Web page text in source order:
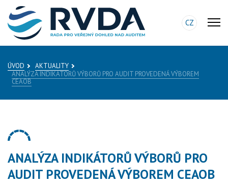
CZ
ÚVOD
AKTUALITY
ANALÝZA INDIKÁTORŮ VÝBORŮ PRO AUDIT PROVEDENÁ VÝBOREM
CEAOB
ANALÝZA INDIKÁTORŮ VÝBORŮ PRO
AUDIT PROVEDENÁ VÝBOREM CEAOB